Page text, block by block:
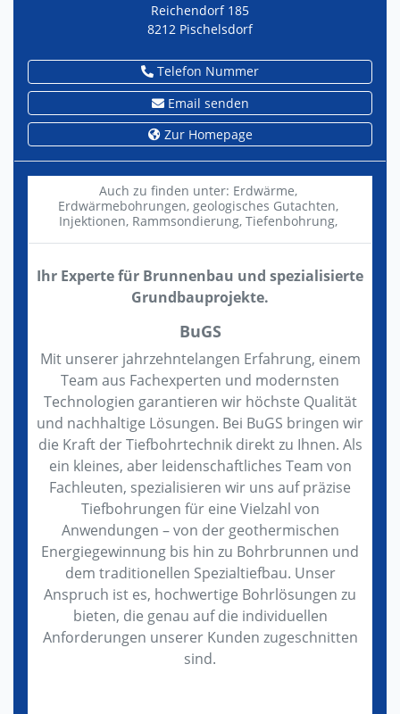
Reichendorf 185
8212 Pischelsdorf
Telefon Nummer
Email senden
Zur Homepage
Auch zu finden unter: Erdwärme,
Erdwärmebohrungen, geologisches Gutachten,
Injektionen, Rammsondierung, Tiefenbohrung,
Ihr Experte für Brunnenbau und spezialisierte
Grundbauprojekte.
BuGS
Mit unserer jahrzehntelangen Erfahrung, einem
Team aus Fachexperten und modernsten
Technologien garantieren wir höchste Qualität
und nachhaltige Lösungen. Bei BuGS bringen wir
die Kraft der Tiefbohrtechnik direkt zu Ihnen. Als
ein kleines, aber leidenschaftliches Team von
Fachleuten, spezialisieren wir uns auf präzise
Tiefbohrungen für eine Vielzahl von
Anwendungen – von der geothermischen
Energiegewinnung bis hin zu Bohrbrunnen und
dem traditionellen Spezialtiefbau. Unser
Anspruch ist es, hochwertige Bohrlösungen zu
bieten, die genau auf die individuellen
Anforderungen unserer Kunden zugeschnitten
sind.